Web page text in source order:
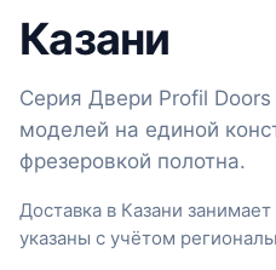
Казани
Серия Двери Profil
моделей на единой
фрезеровкой полотна.
Доставка в Казани
указаны с учётом